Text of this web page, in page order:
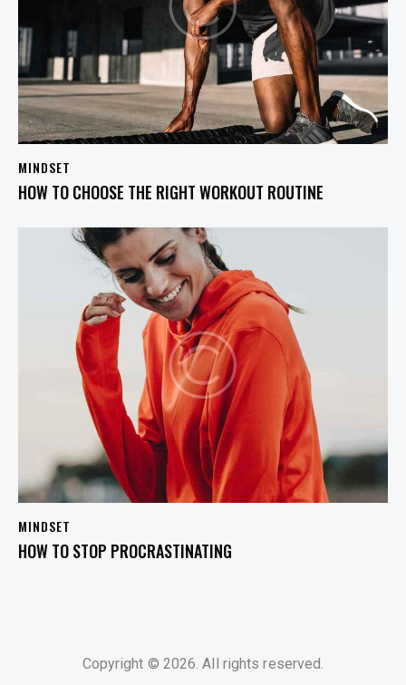
MINDSET
HOW TO CHOOSE THE RIGHT WORKOUT ROUTINE
MINDSET
HOW TO STOP PROCRASTINATING
Copyright © 2026. All rights reserved.